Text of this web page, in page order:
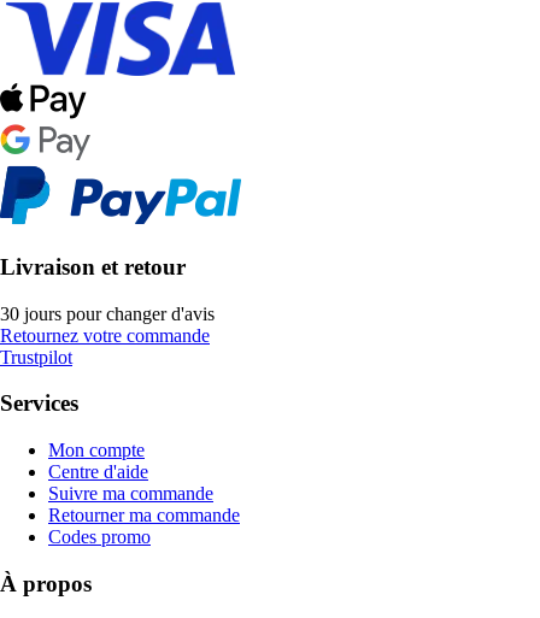
Livraison et retour
30 jours pour changer d'avis
Retournez votre commande
Trustpilot
Services
Mon compte
Centre d'aide
Suivre ma commande
Retourner ma commande
Codes promo
À propos